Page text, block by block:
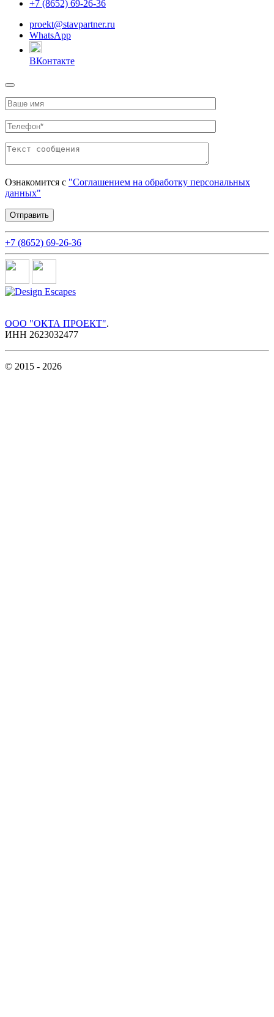
+7 (8652) 69-26-36
proekt@stavpartner.ru
WhatsApp
ВКонтакте
Ознакомится с "Соглашением на обработку персональных
данных"
+7 (8652) 69-26-36
ООО "ОКТА ПРОЕКТ".
ИНН 2623032477
© 2015 - 2026